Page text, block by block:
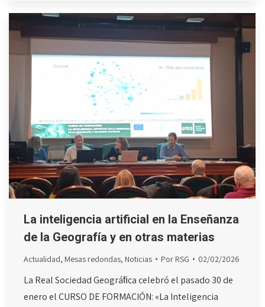
La inteligencia artificial en la Enseñanza
de la Geografía y en otras materias
Actualidad, Mesas redondas, Noticias Por RSG 02/02/2026
La Real Sociedad Geográﬁca celebró el pasado 30 de
enero el CURSO DE FORMACIÓN: «La Inteligencia